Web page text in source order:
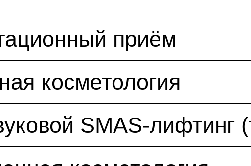
приём
косметология
SMAS-лифтинг